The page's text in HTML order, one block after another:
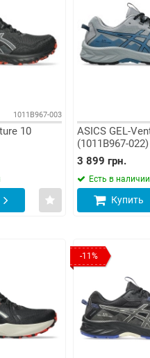
1011B967-003
10
ASICS GEL-
(1011B967-022)
3 899 грн.
Есть в наличии
Купить
-11%